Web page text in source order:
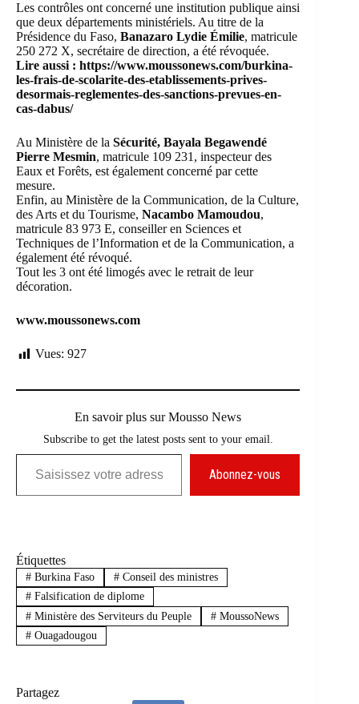
Les contrôles ont concerné une institution publique ainsi
que deux départements ministériels. Au titre de la
Présidence du Faso, Banazaro Lydie Émilie, matricule
250 272 X, secrétaire de direction, a été révoquée.
Lire aussi : https://www.moussonews.com/burkina-
les-frais-de-scolarite-des-etablissements-prives-
desormais-reglementes-des-sanctions-prevues-en-
cas-dabus/
Au Ministère de la Sécurité, Bayala Begawendé
Pierre Mesmin, matricule 109 231, inspecteur des
Eaux et Forêts, est également concerné par cette
mesure.
Enfin, au Ministère de la Communication, de la Culture,
des Arts et du Tourisme, Nacambo Mamoudou,
matricule 83 973 E, conseiller en Sciences et
Techniques de l’Information et de la Communication, a
également été révoqué.
Tout les 3 ont été limogés avec le retrait de leur
décoration.
www.moussonews.com
Vues: 927
En savoir plus sur Mousso News
Subscribe to get the latest posts sent to your email.
Saisissez votre adresse e-mail…
Abonnez-vous
Étiquettes
#Burkina Faso #Conseil des ministres
#Falsification de diplome
#Ministère des Serviteurs du Peuple #MoussoNews
#Ouagadougou
Partagez